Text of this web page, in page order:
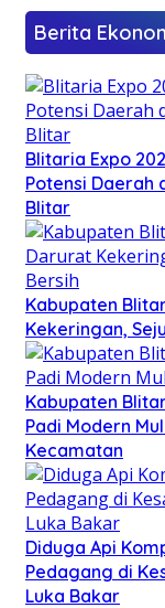
Berita
Blitaria Expo
Potensi Daerah
Blitar
Kabupaten
Kekeringan,
Kabupaten
Padi Modern
Kecamatan
Diduga Api
Pedagang di
Luka Bakar